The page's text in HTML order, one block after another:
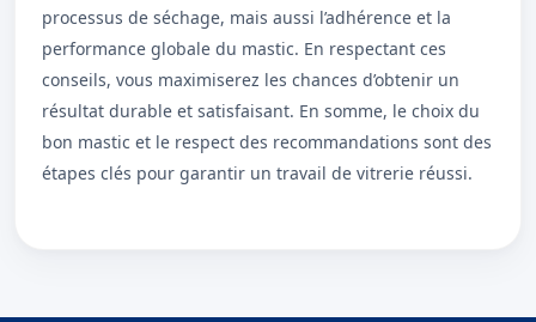
processus de séchage, mais aussi l’adhérence et la
performance globale du mastic. En respectant ces
conseils, vous maximiserez les chances d’obtenir un
résultat durable et satisfaisant. En somme, le choix du
bon mastic et le respect des recommandations sont des
étapes clés pour garantir un travail de vitrerie réussi.